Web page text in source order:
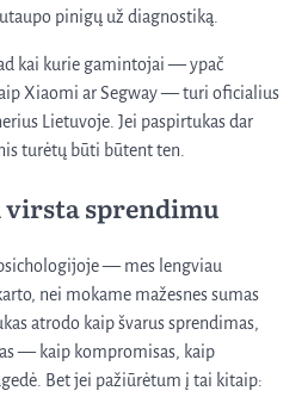
pinigų už diagnostiką.
kai kurie gamintojai — ypač
Xiaomi ar Segway — turi oficialius
Lietuvoje. Jei paspirtukas dar
turėtų būti būtent ten.
sprendimu
— mes lengviau
nei mokame mažesnes sumas
atrodo kaip švarus sprendimas,
— kaip kompromisas, kaip
Bet jei pažiūrėtum į tai kitaip: